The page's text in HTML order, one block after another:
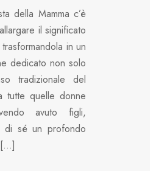
della Mamma c’è
il significato
in un
dedicato non solo
tradizionale del
tutte quelle donne
avuto figli,
di sé un profondo
[…]